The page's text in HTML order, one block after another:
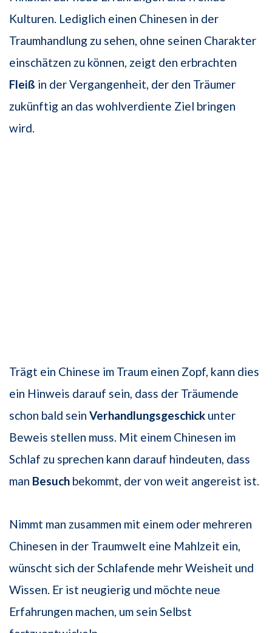
Kulturen. Lediglich einen Chinesen in der
Traumhandlung zu sehen, ohne seinen Charakter
einschätzen zu können, zeigt den erbrachten
Fleiß in der Vergangenheit, der den Träumer
zukünftig an das wohlverdiente Ziel bringen
wird.
Trägt ein Chinese im Traum einen Zopf, kann dies
ein Hinweis darauf sein, dass der Träumende
schon bald sein Verhandlungsgeschick unter
Beweis stellen muss. Mit einem Chinesen im
Schlaf zu sprechen kann darauf hindeuten, dass
man Besuch bekommt, der von weit angereist ist.
Nimmt man zusammen mit einem oder mehreren
Chinesen in der Traumwelt eine Mahlzeit ein,
wünscht sich der Schlafende mehr Weisheit und
Wissen. Er ist neugierig und möchte neue
Erfahrungen machen, um sein Selbst